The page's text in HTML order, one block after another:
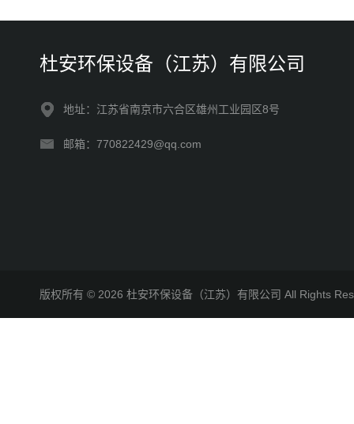
杜安环保设备（江苏）有限公司
地址：江苏省南京市六合区雄州工业园区8号
邮箱：770822429@qq.com
版权所有 © 2026 杜安环保设备（江苏）有限公司 All Rights